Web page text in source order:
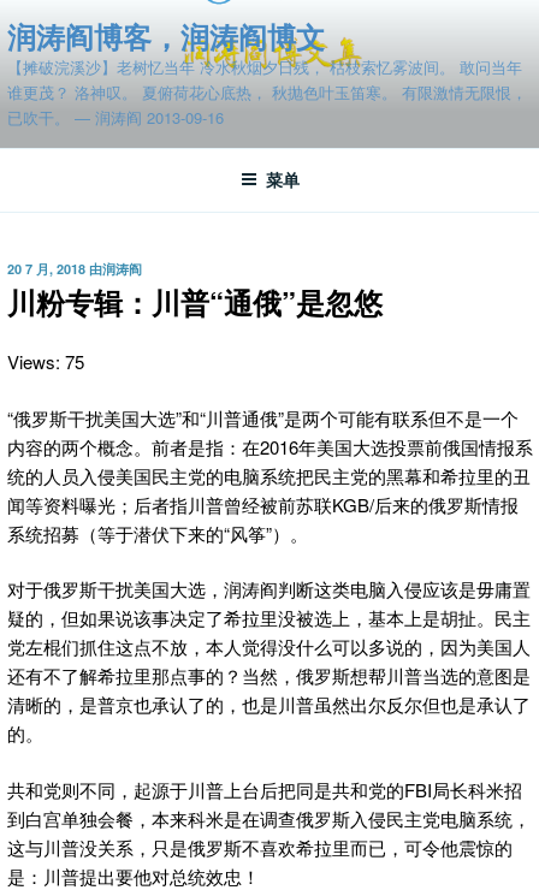
至
容
润涛阎博客，润涛阎博文
【摊破浣溪沙】老树忆当年 冷水秋烟夕日残， 枯枝索忆雾波间。 敢问当年
谁更茂？ 洛神叹。 夏俯荷花心底热， 秋抛色叶玉笛寒。 有限激情无限恨，
已吹干。 — 润涛阎 2013-09-16
菜单
发
布
于
20 7 月, 2018 由润涛阎
川粉专辑：川普“通俄”是忽悠
Views: 75
“俄罗斯干扰美国大选”和“川普通俄”是两个可能有联系但不是一个
内容的两个概念。前者是指：在2016年美国大选投票前俄国情报系
统的人员入侵美国民主党的电脑系统把民主党的黑幕和希拉里的丑
闻等资料曝光；后者指川普曾经被前苏联KGB/后来的俄罗斯情报
系统招募（等于潜伏下来的“风筝”）。
对于俄罗斯干扰美国大选，润涛阎判断这类电脑入侵应该是毋庸置
疑的，但如果说该事决定了希拉里没被选上，基本上是胡扯。民主
党左棍们抓住这点不放，本人觉得没什么可以多说的，因为美国人
还有不了解希拉里那点事的？当然，俄罗斯想帮川普当选的意图是
清晰的，是普京也承认了的，也是川普虽然出尔反尔但也是承认了
的。
共和党则不同，起源于川普上台后把同是共和党的FBI局长科米招
到白宫单独会餐，本来科米是在调查俄罗斯入侵民主党电脑系统，
这与川普没关系，只是俄罗斯不喜欢希拉里而已，可令他震惊的
是：川普提出要他对总统效忠！